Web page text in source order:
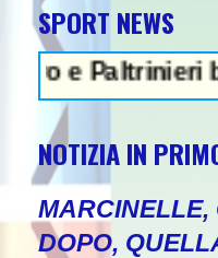
SPORT NEWS
NOTIZIA IN
MARCINELLE,
DOPO,